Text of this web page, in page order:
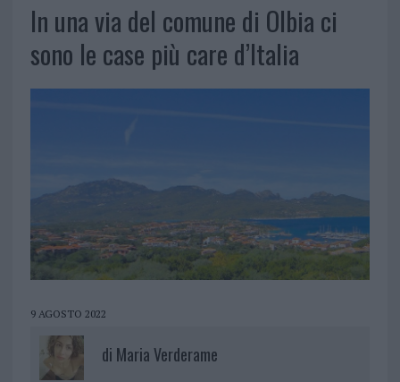
In una via del comune di Olbia ci
sono le case più care d’Italia
9 AGOSTO 2022
di Maria Verderame